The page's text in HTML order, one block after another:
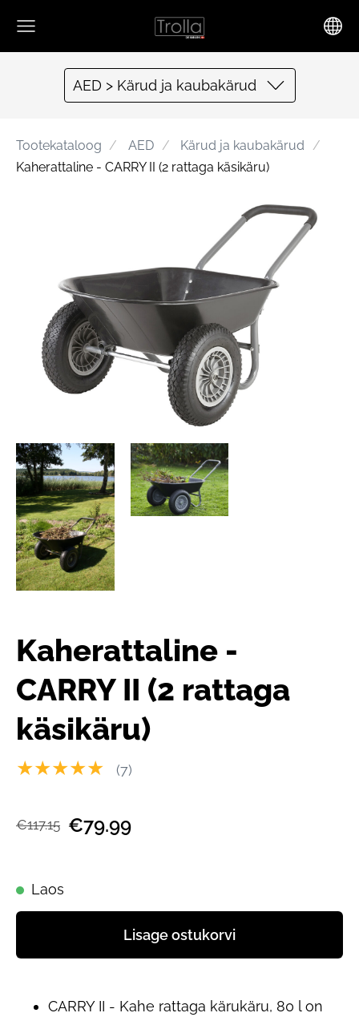
AED > Kärud ja kaubakärud
Tootekataloog AED
Kärud ja kaubakärud
Kaherattaline - CARRY II (2 rattaga käsikäru)
Kaherattaline -
CARRY II (2 rattaga
käsikäru)
★★★★★ (7)
€117.15 €79.99
Laos
Lisage ostukorvi
CARRY II - Kahe rattaga kärukäru, 80 l on